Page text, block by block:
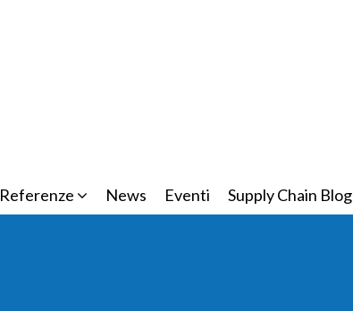
Referenze News Eventi Supply Chain Blog